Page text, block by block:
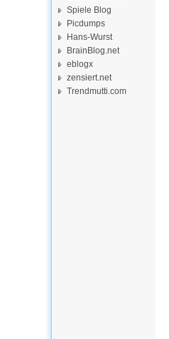
Spiele Blog
Picdumps
Hans-Wurst
BrainBlog.net
eblogx
zensiert.net
Trendmutti.com